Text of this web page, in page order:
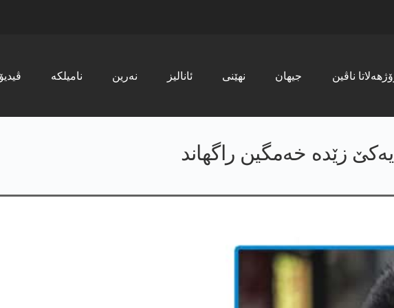
ڤیدیۆ نامیلکە نەرین ئانالیز نھێنی جیھان ناڤین
زێده‌ خه‌مگین راگهاند